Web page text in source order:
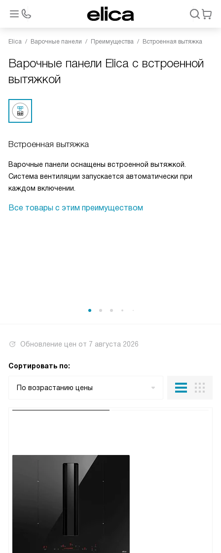
Elica Варочные панели Преимущества Встроенная вытяжка
Варочные панели Elica с встроенной
вытяжкой
Встроенная вытяжка
Варочные панели оснащены встроенной вытяжкой.
Система вентиляции запускается автоматически при
каждом включении.
Все товары с этим преимуществом
Обновление цен от 7 августа 2026
Сортировать по:
По возрастанию цены